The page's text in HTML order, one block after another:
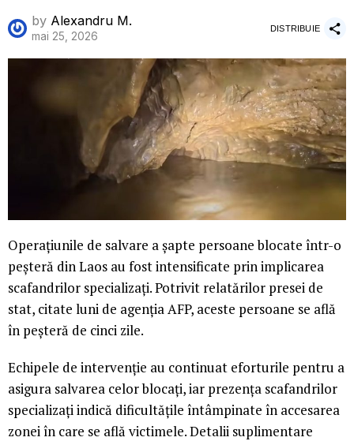
by Alexandru M.
mai 25, 2026
DISTRIBUIE
Operațiunile de salvare a șapte persoane blocate într-o
peșteră din Laos au fost intensificate prin implicarea
scafandrilor specializați. Potrivit relatărilor presei de
stat, citate luni de agenția AFP, aceste persoane se află
în peșteră de cinci zile.
Echipele de intervenție au continuat eforturile pentru a
asigura salvarea celor blocați, iar prezența scafandrilor
specializați indică dificultățile întâmpinate în accesarea
zonei în care se află victimele. Detalii suplimentare